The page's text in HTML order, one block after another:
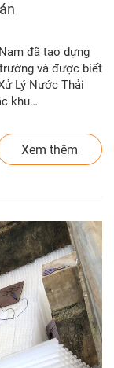
đã tạo dựng
và được biết
Lý Nước Thải
khu…
Xem thêm